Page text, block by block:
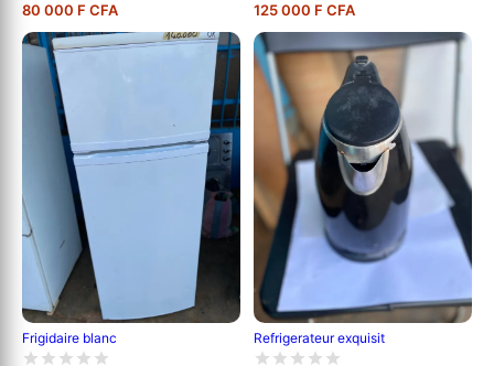
80 000 F CFA 125 000 F CFA
Frigidaire blanc Refrigerateur exquisit